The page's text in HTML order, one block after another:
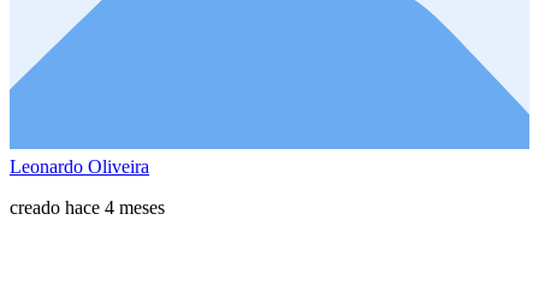
Leonardo Oliveira
creado hace 4 meses